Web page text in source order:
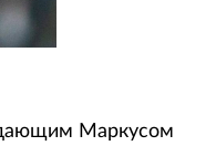
Маркусом